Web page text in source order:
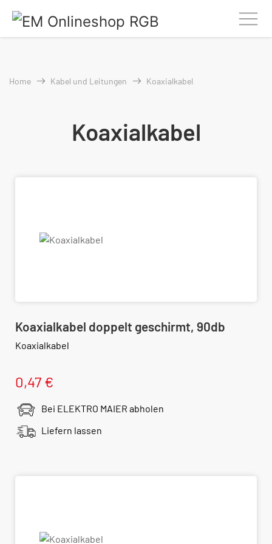
Home Kabel und Leitungen Koaxialkabel
Koaxialkabel
Koaxialkabel doppelt geschirmt, 90db
Koaxialkabel
0,47 €
Bei ELEKTRO MAIER abholen
Liefern lassen